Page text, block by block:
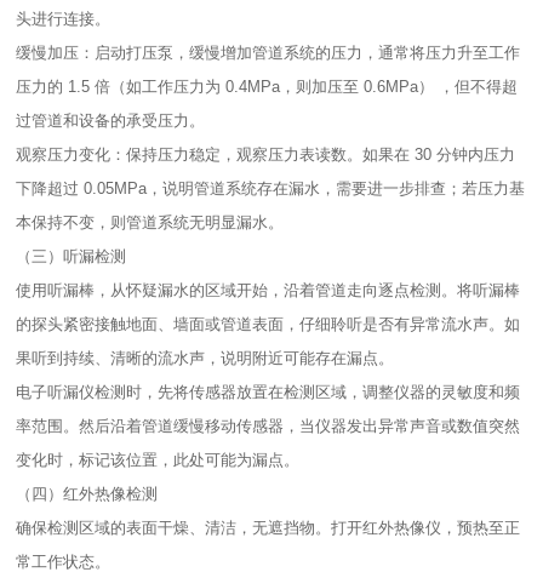
头进行连接。​
缓慢加压：启动打压泵，缓慢增加管道系统的压力，通常将压力升至工作
压力的 1.5 倍（如工作压力为 0.4MPa，则加压至 0.6MPa） ，但不得超
过管道和设备的承受压力。​
观察压力变化：保持压力稳定，观察压力表读数。如果在 30 分钟内压力
下降超过 0.05MPa，说明管道系统存在漏水，需要进一步排查；若压力基
本保持不变，则管道系统无明显漏水。​
（三）听漏检测​
使用听漏棒，从怀疑漏水的区域开始，沿着管道走向逐点检测。将听漏棒
的探头紧密接触地面、墙面或管道表面，仔细聆听是否有异常流水声。如
果听到持续、清晰的流水声，说明附近可能存在漏点。​
电子听漏仪检测时，先将传感器放置在检测区域，调整仪器的灵敏度和频
率范围。然后沿着管道缓慢移动传感器，当仪器发出异常声音或数值突然
变化时，标记该位置，此处可能为漏点。​
（四）红外热像检测​
确保检测区域的表面干燥、清洁，无遮挡物。打开红外热像仪，预热至正
常工作状态。​